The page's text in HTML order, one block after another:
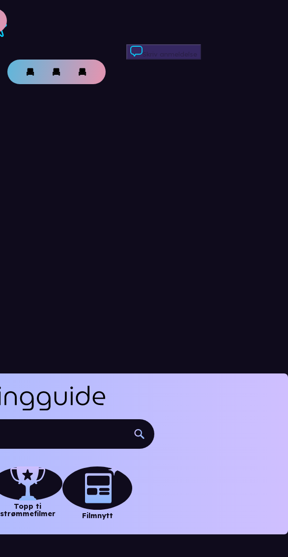
Skriv anmeldelse
Topp ti
strømmefilmer
Filmnytt